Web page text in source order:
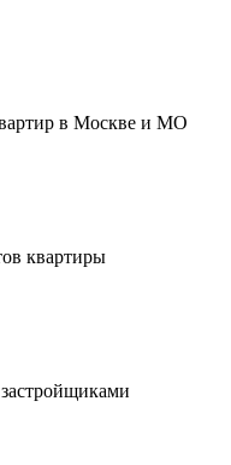
в Москве и МО
квартиры